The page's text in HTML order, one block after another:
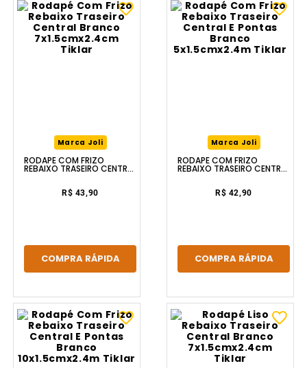
Marca Joli
RODAPÉ COM FRIZO
REBAIXO TRASEIRO CENTRAL
R$ 43,90
COMPRA RÁPIDA
Marca Joli
RODAPÉ COM FRIZO
REBAIXO TRASEIRO CENTRAL
R$ 42,90
COMPRA RÁPIDA